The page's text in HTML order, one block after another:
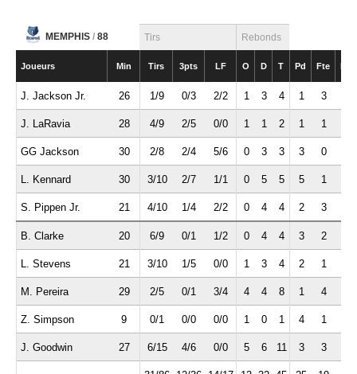
MEMPHIS / 88 Tirs Rebonds
Joueurs Min Tirs 3pts LF O D T Pd Fte Int
J. Jackson Jr. 26 1/9 0/3 2/2 1 3 4 1 3
J. LaRavia 28 4/9 2/5 0/0 1 1 2 1 1
GG Jackson 30 2/8 2/4 5/6 0 3 3 3 0
L. Kennard 30 3/10 2/7 1/1 0 5 5 5 1
S. Pippen Jr. 21 4/10 1/4 2/2 0 4 4 2 3
B. Clarke 20 6/9 0/1 1/2 0 4 4 3 2
L. Stevens 21 3/10 1/5 0/0 1 3 4 2 1
M. Pereira 29 2/5 0/1 3/4 4 4 8 1 4
Z. Simpson 9 0/1 0/0 0/0 1 0 1 4 1
J. Goodwin 27 6/15 4/6 0/0 5 6 11 3 3